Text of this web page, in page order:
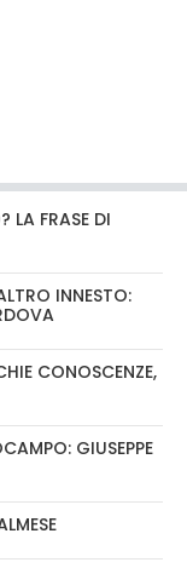
LA FRASE DI
INNESTO:
CONOSCENZE,
GIUSEPPE